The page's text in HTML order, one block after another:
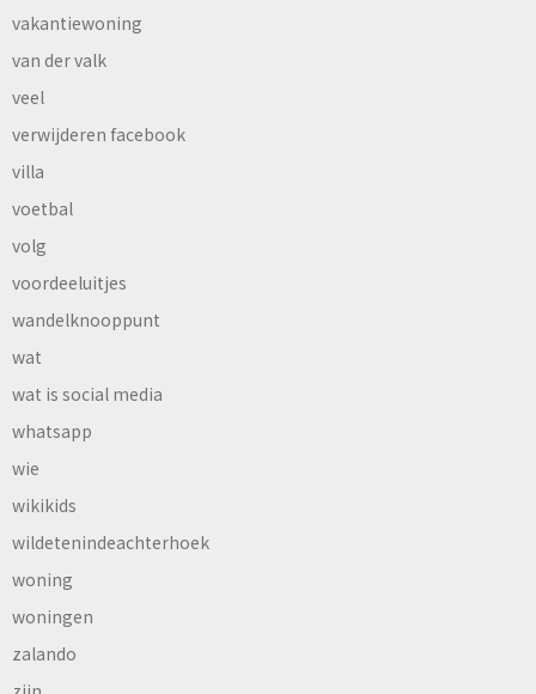
vakantiewoning
van der valk
veel
verwijderen facebook
villa
voetbal
volg
voordeeluitjes
wandelknooppunt
wat
wat is social media
whatsapp
wie
wikikids
wildetenindeachterhoek
woning
woningen
zalando